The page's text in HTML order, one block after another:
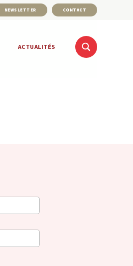
NEWSLETTER CONTACT
ACTUALITÉS